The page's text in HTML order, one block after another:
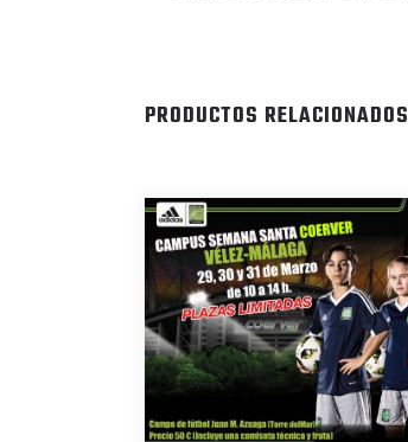
PRODUCTOS RELACIONADOS